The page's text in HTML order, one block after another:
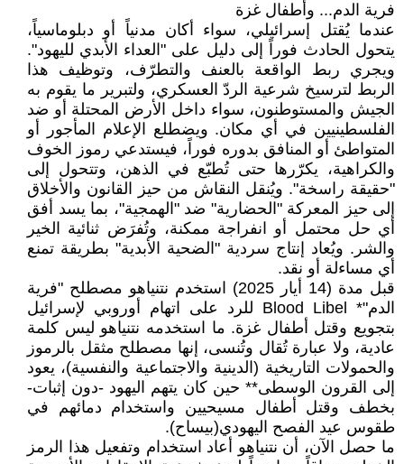
فرية الدم... وأطفال غزة
عندما يُقتل إسرائيلي، سواء أكان مدنياً أو دبلوماسياً،
يتحول الحادث فوراً إلى دليل على "العداء الأبدي لليهود".
ويجري ربط الواقعة بالعنف والتطرّف، وتوظيف هذا
الربط لترسيخ شرعية الردّ العسكري، ولتبرير ما يقوم به
الجيش والمستوطنون، سواء داخل الأرض المحتلة أو ضد
الفلسطينيين في أي مكان. ويضطلع الإعلام المأجور أو
المتواطئ أو المنافق بدوره فوراً، فيستدعي رموز الخوف
والكراهية، يكرّرها حتى تُطبّع في الذهن، وتتحول إلى
"حقيقة راسخة". ويُنقل النقاش من حيز القانون والأخلاق
إلى حيز المعركة "الحضارية" ضد "الهمجية"، بما يسد أفق
أي حل محتمل أو انفراجة ممكنة، وتُفرَض ثنائية الخير
والشر. ويُعاد إنتاج سردية "الضحية الأبدية" بطريقة تمنع
أي مساءلة أو نقد.
قبل مدة (14 أيار 2025) استخدم نتنياهو مصطلح "فرية
الدم"* Blood Libel للرد على اتهام أوروبي لإسرائيل
بتجويع وقتل أطفال غزة. ما استخدمه نتنياهو ليس كلمة
عادية، ولا عبارة تُقال وتُنسى، إنها مصطلح مثقل بالرموز
والحمولات التاريخية (الدينية والاجتماعية والنفسية)، يعود
إلى القرون الوسطى** حين كان يتهم اليهود -دون إثبات-
بخطف وقتل أطفال مسيحيين واستخدام دمائهم في
طقوس عيد الفصح اليهودي(بيساح).
ما حصل الآن، أن نتنياهو أعاد استخدام وتفعيل هذا الرمز